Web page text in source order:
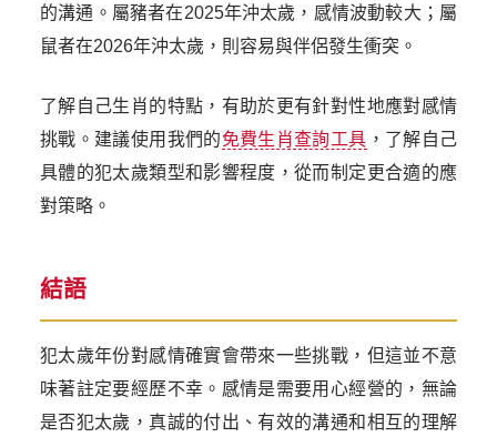
的溝通。屬豬者在2025年沖太歲，感情波動較大；屬
鼠者在2026年沖太歲，則容易與伴侶發生衝突。
了解自己生肖的特點，有助於更有針對性地應對感情
挑戰。建議使用我們的免費生肖查詢工具 ，了解自己
具體的犯太歲類型和影響程度，從而制定更合適的應
對策略。
結語
犯太歲年份對感情確實會帶來一些挑戰，但這並不意
味著註定要經歷不幸。感情是需要用心經營的，無論
是否犯太歲，真誠的付出、有效的溝通和相互的理解